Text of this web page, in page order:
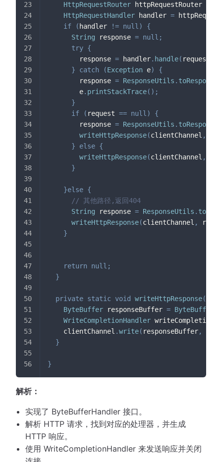
HttpRequestRouter httpRequestRouter
HttpRequestHandler handler =
if
( handler != null )
{
String response = null ;
try {
        response
= handler. handle( request
}
catch (Exception e)
{
        response
= ResponseUtils . toResponse
        e
. printStackTrace( ) ;
}
if
( request == null )
{
        response
= ResponseUtils . toResponse
writeHttpResponse(clientChannel ,
}
else {
writeHttpResponse(clientChannel ,
}
}else {
// 其他路径,返回404
String response = ResponseUtils .
writeHttpResponse(clientChannel ,
}
return null ;
}
private static void writeHttpResponse(
ByteBuffer responseBuffer = ByteBuffer
WriteCompletionHandler
    clientChannel
.write( responseBuffer,
}
}
解析：
实现了 ByteBufferHandler 接口。
解析 HTTP 请求，找到对应的处理器，并生成
HTTP 响应。
使用 WriteCompletionHandler 来发送响应并关闭